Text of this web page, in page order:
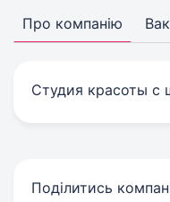
Про компанію
Студия красоты с
Поділитись